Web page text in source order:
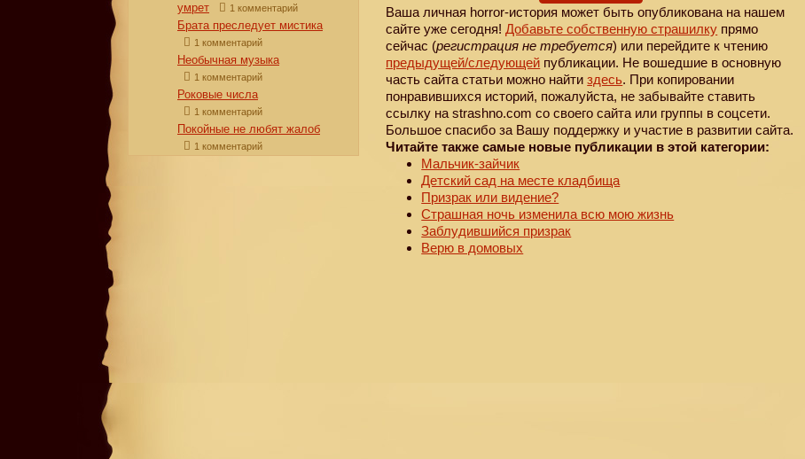
Ваша личная horror-история может быть опубликована на нашем
сайте уже сегодня!Добавьте собственную страшилку прямо
сейчас (регистрация не требуется) или перейдите к чтению
предыдущей/следующей публикации. Не вошедшие в основную
часть сайта статьи можно найтиздесь. При копировании
понравившихся историй, пожалуйста, не забывайте ставить
ссылку на strashno.com со своего сайта или группы в соцсети.
Большое спасибо за Вашу поддержку и участие в развитии сайта.
Читайте также самые новые публикации в этой категории:
Мальчик-зайчик
Детский сад на месте кладбища
Призрак или видение?
Страшная ночь изменила всю мою жизнь
Заблудившийся призрак
Верю в домовых
умрет
1 комментарий
Брата преследует мистика
1 комментарий
Необычная музыка
1 комментарий
Роковые числа
1 комментарий
Покойные не любят жалоб
1 комментарий